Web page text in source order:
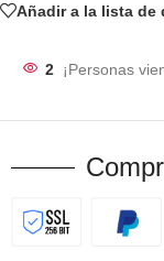
Añadir a la lista de
2 ¡Personas